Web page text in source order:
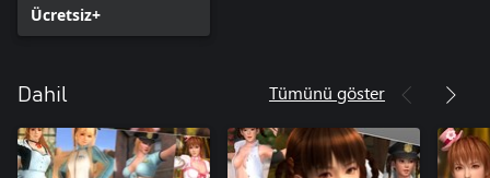
Ücretsiz+
Dahil Tümünü göster